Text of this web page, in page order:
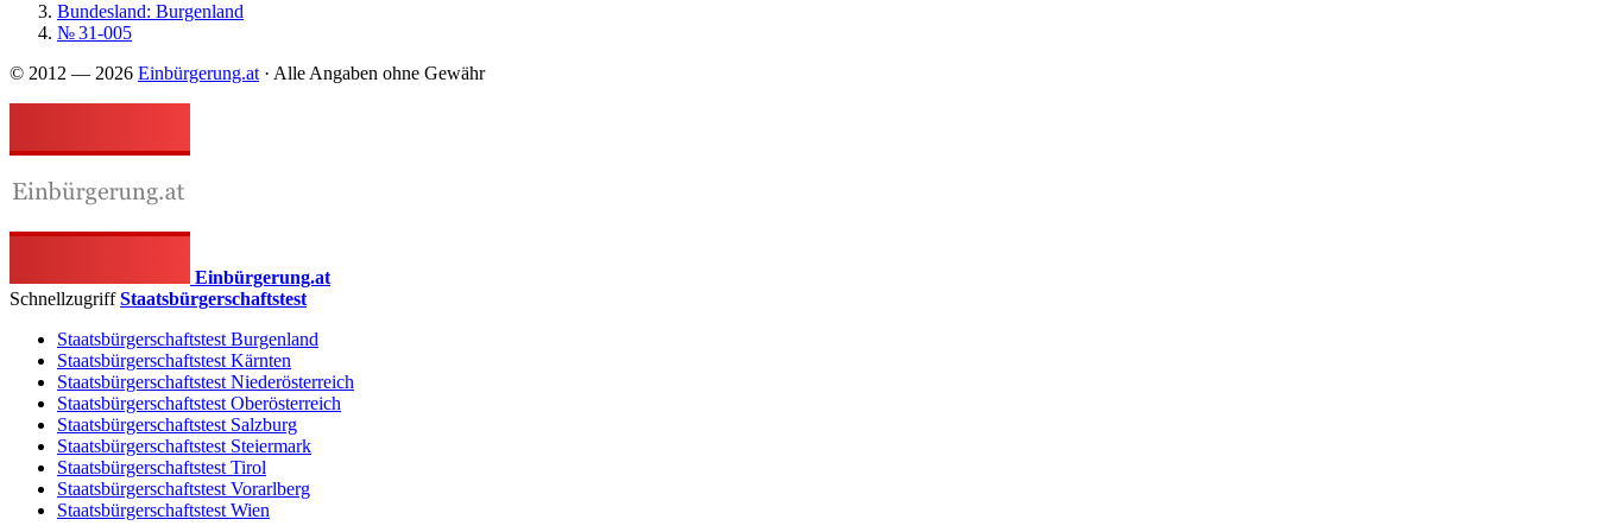
Bundesland: Burgenland
№ 31-005
© 2012 — 2026 Einbürgerung.at· Alle Angaben ohne Gewähr
Einbürgerung.at
SchnellzugriffStaatsbürgerschaftstest
Staatsbürgerschaftstest Burgenland
Staatsbürgerschaftstest Kärnten
Staatsbürgerschaftstest Niederösterreich
Staatsbürgerschaftstest Oberösterreich
Staatsbürgerschaftstest Salzburg
Staatsbürgerschaftstest Steiermark
Staatsbürgerschaftstest Tirol
Staatsbürgerschaftstest Vorarlberg
Staatsbürgerschaftstest Wien